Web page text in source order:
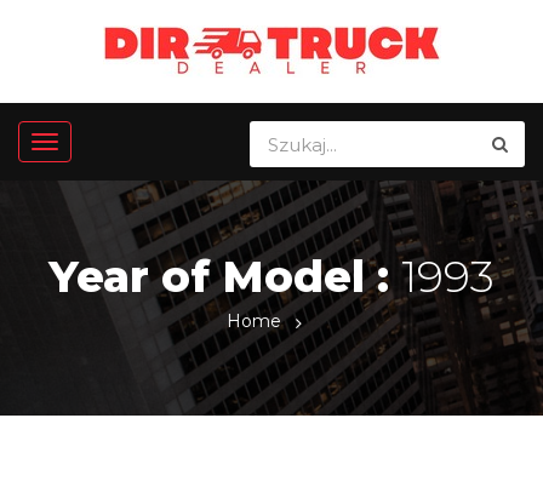
Year of Model :1993
Home